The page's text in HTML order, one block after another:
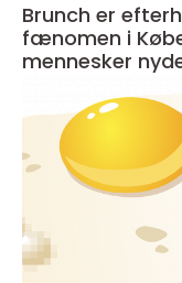
Brunch er
fænomen i
mennesker